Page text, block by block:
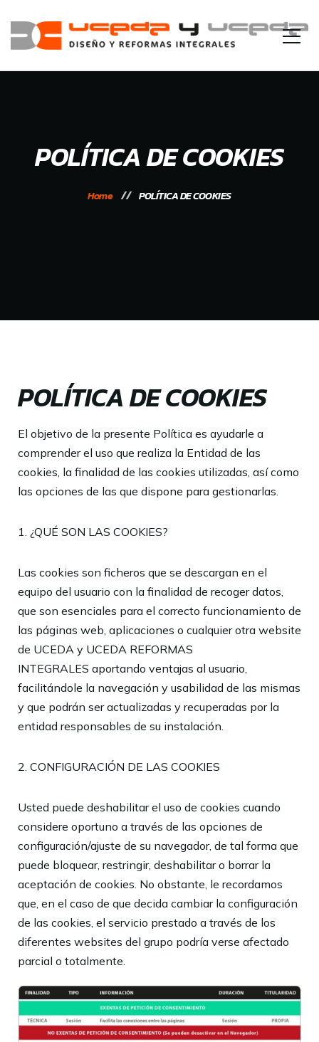
POLÍTICA DE COOKIES
Home POLÍTICA DE COOKIES
POLÍTICA DE COOKIES
El objetivo de la presente Política es ayudarle a
comprender el uso que realiza la Entidad de las
cookies, la finalidad de las cookies utilizadas, así como
las opciones de las que dispone para gestionarlas.
1. ¿QUÉ SON LAS COOKIES?
Las cookies son ficheros que se descargan en el
equipo del usuario con la finalidad de recoger datos,
que son esenciales para el correcto funcionamiento de
las páginas web, aplicaciones o cualquier otra website
de UCEDA y UCEDA REFORMAS
INTEGRALES aportando ventajas al usuario,
facilitándole la navegación y usabilidad de las mismas
y que podrán ser actualizadas y recuperadas por la
entidad responsables de su instalación.
2. CONFIGURACIÓN DE LAS COOKIES
Usted puede deshabilitar el uso de cookies cuando
considere oportuno a través de las opciones de
configuración/ajuste de su navegador, de tal forma que
puede bloquear, restringir, deshabilitar o borrar la
aceptación de cookies. No obstante, le recordamos
que, en el caso de que decida cambiar la configuración
de las cookies, el servicio prestado a través de los
diferentes websites del grupo podría verse afectado
parcial o totalmente.